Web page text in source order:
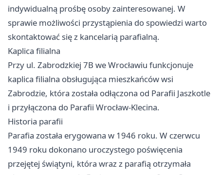
indywidualną prośbę osoby zainteresowanej. W
sprawie możliwości przystąpienia do spowiedzi warto
skontaktować się z kancelarią parafialną.
Kaplica filialna
Przy ul. Zabrodzkiej 7B we Wrocławiu funkcjonuje
kaplica filialna obsługująca mieszkańców wsi
Zabrodzie, która została odłączona od Parafii Jaszkotle
i przyłączona do Parafii Wrocław-Klecina.
Historia parafii
Parafia została erygowana w 1946 roku. W czerwcu
1949 roku dokonano uroczystego poświęcenia
przejętej świątyni, która wraz z parafią otrzymała